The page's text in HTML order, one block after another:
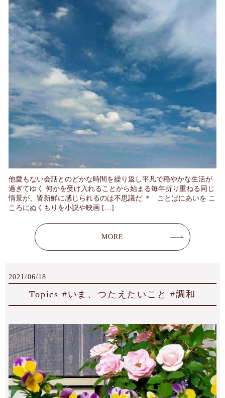
他愛もない会話とのどかな時間を繰り返し平凡で穏やかな生活が
過ぎてゆく 何かを受け入れることから始まる毎年折り重ねる同じ
情景が、皆新鮮に感じられるのは不思議だ ＊ ことばにあいを こ
ころにぬくもりを小説や映画 […]
MORE
2021/06/18
Topics #いま、つたえたいこと #調和